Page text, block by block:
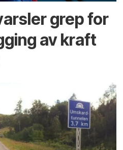
grep for
av kraft